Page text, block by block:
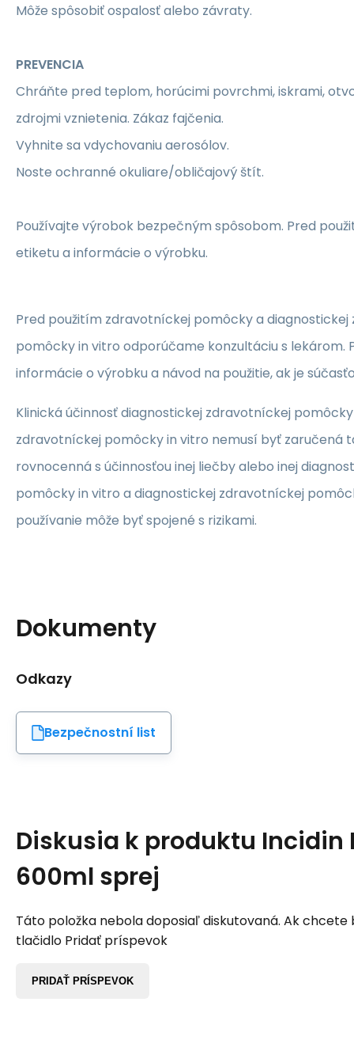
Môže spôsobiť ospalosť alebo závraty.
PREVENCIA
Chráňte pred teplom, horúcimi povrchmi, iskrami,
zdrojmi vznietenia. Zákaz fajčenia.
Vyhnite sa vdychovaniu aerosólov.
Noste ochranné okuliare/obličajový štít.
Používajte výrobok bezpečným spôsobom. Pred
etiketu a informácie o výrobku.
Pred použitím zdravotníckej pomôcky a
pomôcky in vitro odporúčame konzultáciu s lekárom.
informácie o výrobku a návod na použitie, ak je
Klinická účinnosť diagnostickej zdravotníckej
zdravotníckej pomôcky in vitro nemusí byť zaručená
rovnocenná s účinnosťou inej liečby alebo inej
pomôcky in vitro a diagnostickej zdravotníckej
používanie môže byť spojené s rizikami.
Dokumenty
Odkazy
Bezpečnostní list
Diskusia k produktu Incidin
600ml sprej
Táto položka nebola doposiaľ diskutovaná. Ak chcete
tlačidlo Pridať príspevok
PRIDAŤ PRÍSPEVOK